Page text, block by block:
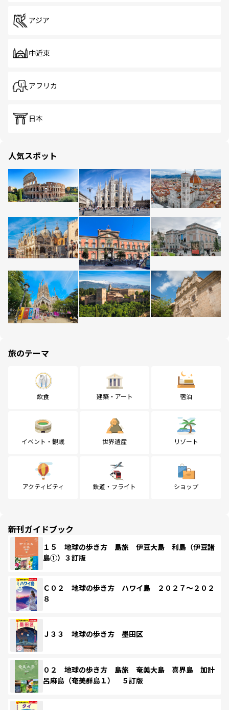
アジア
中近東
アフリカ
日本
人気スポット
旅のテーマ
飲食 建築・アート 宿泊
イベント・観戦 世界遺産 リゾート
アクティビティ 鉄道・フライト ショップ
新刊ガイドブック
１５ 地球の歩き方 島旅 伊豆大島 利島（伊豆諸
島①）３訂版
Ｃ０２ 地球の歩き方 ハワイ島 ２０２７～２０２
８
Ｊ３３ 地球の歩き方 墨田区
０２ 地球の歩き方 島旅 奄美大島 喜界島 加計
呂麻島（奄美群島１） ５訂版